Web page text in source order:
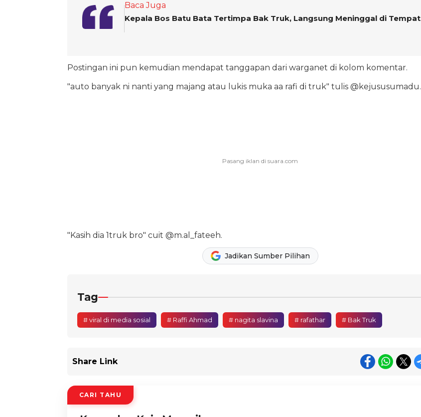
Baca Juga
Kepala Bos Batu Bata Tertimpa Bak Truk, Langsung Meninggal di Tempat
Postingan ini pun kemudian mendapat tanggapan dari warganet di kolom komentar.
"auto banyak ni nanti yang majang atau lukis muka aa rafi di truk" tulis @kejususumadu.
"Kasih dia 1truk bro" cuit @m.al_fateeh.
Jadikan Sumber Pilihan
Tag
# viral di media sosial # Raffi Ahmad # nagita slavina # rafathar # Bak Truk
Share Link
CARI TAHU